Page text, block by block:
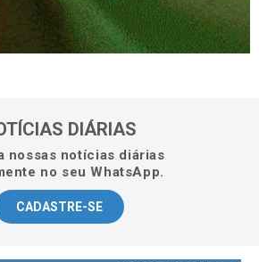
DIÁRIAS
nossas notícias diárias
no seu WhatsApp.
CADASTRE-SE